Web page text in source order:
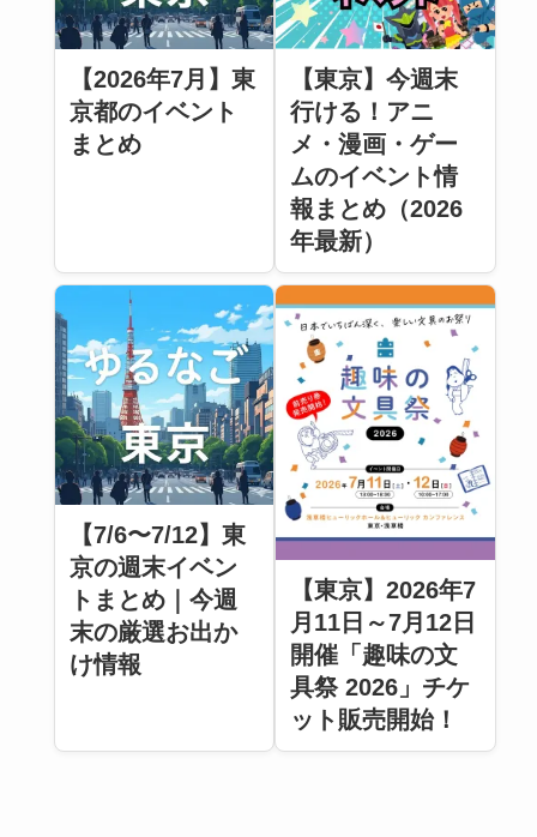
【2026年7月】東
京都のイベント
まとめ
【東京】今週末
行ける！アニ
メ・漫画・ゲー
ムのイベント情
報まとめ（2026
年最新）
【7/6〜7/12】東
京の週末イベン
トまとめ｜今週
末の厳選お出か
け情報
【東京】2026年7
月11日～7月12日
開催「趣味の文
具祭 2026」チケ
ット販売開始！